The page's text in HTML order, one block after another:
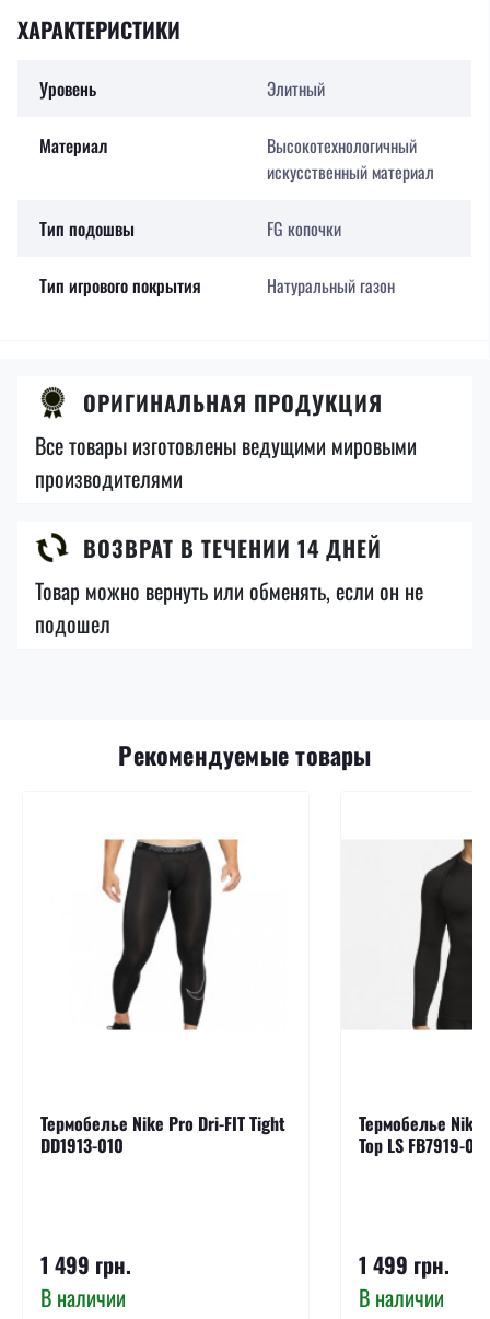
ХАРАКТЕРИСТИКИ
Уровень Элитный
Материал
Высокотехнологичный
искусственный материал
Тип подошвы FG копочки
Тип игрового покрытия Натуральный газон
ОРИГИНАЛЬНАЯ ПРОДУКЦИЯ
Все товары изготовлены ведущими мировыми
производителями
ВОЗВРАТ В ТЕЧЕНИИ 14 ДНЕЙ
Товар можно вернуть или обменять, если он не
подошел
Рекомендуемые товары
Термобелье Nike Pro Dri-FIT Tight
DD1913-010
1 499 грн.
В наличии
Термобелье Nike
Top LS FB7919-010
1 499 грн.
В наличии